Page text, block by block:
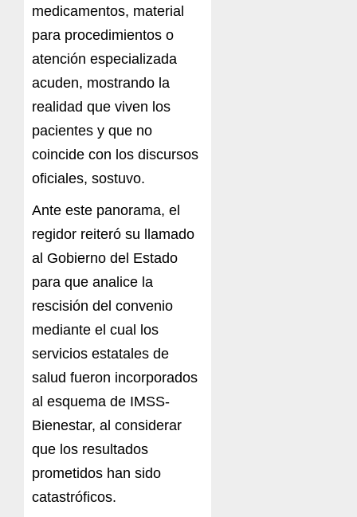
medicamentos, material
para procedimientos o
atención especializada
acuden, mostrando la
realidad que viven los
pacientes y que no
coincide con los discursos
oficiales, sostuvo.
Ante este panorama, el
regidor reiteró su llamado
al Gobierno del Estado
para que analice la
rescisión del convenio
mediante el cual los
servicios estatales de
salud fueron incorporados
al esquema de IMSS-
Bienestar, al considerar
que los resultados
prometidos han sido
catastróficos.